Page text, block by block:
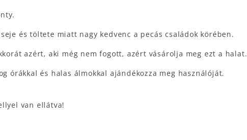
és töltete miatt nagy kedvenc a pecás családok körében.
azért, aki még nem fogott, azért vásárolja meg ezt a halat.
órákkal és halas álmokkal ajándékozza meg használóját.
van ellátva!